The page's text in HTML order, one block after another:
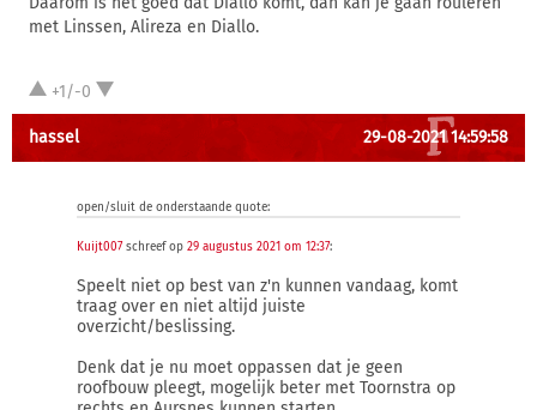
met Linssen, Alireza en Diallo.
+1/-0
hassel 29-08-2021 14:59:58
open/sluit de onderstaande quote:
Kuijt007schreef op 29 augustus 2021 om 12:37:
Speelt niet op best van z'n kunnen vandaag, komt
traag over en niet altijd juiste
overzicht/beslissing.
Denk dat je nu moet oppassen dat je geen
roofbouw pleegt, mogelijk beter met Toornstra op